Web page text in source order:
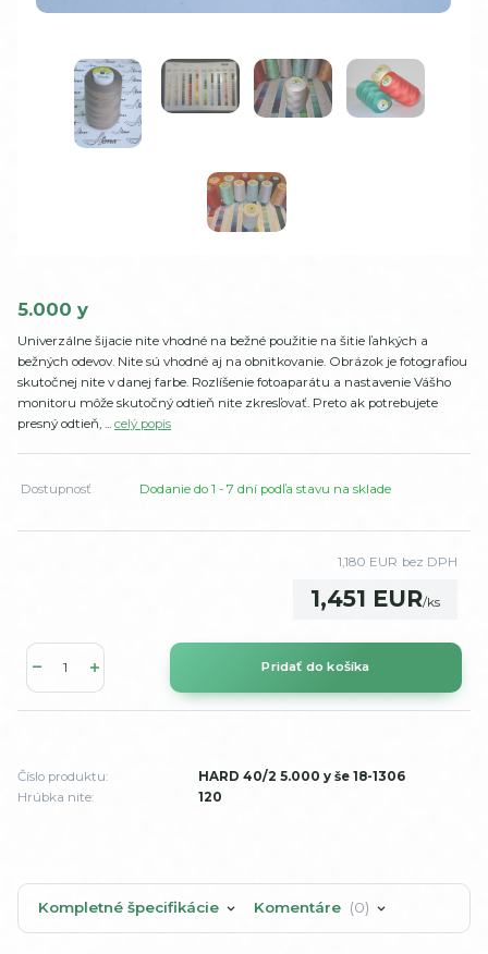
5.000 y
Univerzálne šijacie nite vhodné na bežné použitie na šitie ľahkých a
bežných odevov. Nite sú vhodné aj na obnitkovanie. Obrázok je fotografiou
skutočnej nite v danej farbe. Rozlíšenie fotoaparátu a nastavenie Vášho
monitoru môže skutočný odtieň nite zkresľovať. Preto ak potrebujete
presný odtieň, ... celý popis
Dostupnosť Dodanie do 1 - 7 dní podľa stavu na sklade
1,451 EUR/ks
1,180 EUR bez DPH
Pridať do košíka
Číslo produktu:
HARD 40/2 5.000 y še 18-1306
Hrúbka nite:
120
Kompletné špecifikácie Komentáre 0